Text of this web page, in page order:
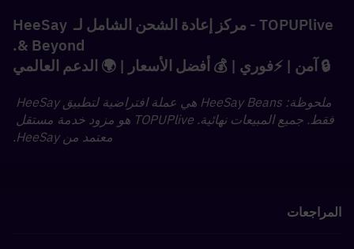
TOPUPlive - مركز إعادة الشحن الشامل لـ HeeSay
& Beyond.
🔒 آمن | ⚡فوري | 💰 أفضل الأسعار | 🌍 الدعم العالمي
معتمد من HeeSay.
المراجعات